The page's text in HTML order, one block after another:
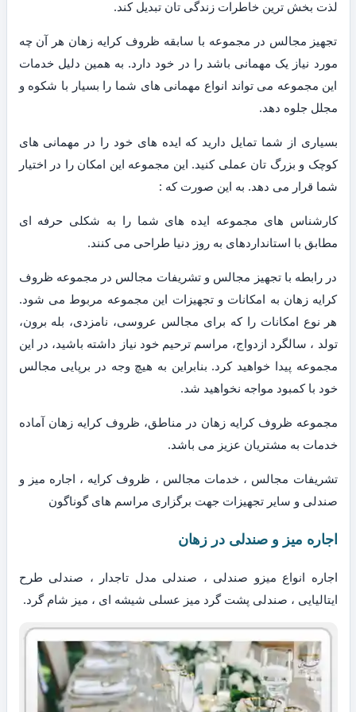
لذت بخش ترین خاطرات زندگی تان تبدیل کند.
تجهیز مجالس در مجموعه با سابقه ظروف کرایه زهان هر آن چه
مورد نیاز یک مهمانی باشد را در خود دارد. به همین دلیل خدمات
این مجموعه می تواند انواع مهمانی های شما را بسیار با شکوه و
مجلل جلوه دهد.
بسیاری از شما تمایل دارید که ایده های خود را در مهمانی های
کوچک و بزرگ تان عملی کنید. این مجموعه این امکان را در اختیار
شما قرار می دهد. به این صورت که :
کارشناس های مجموعه ایده های شما را به شکلی حرفه ای
مطابق با استانداردهای به روز دنیا طراحی می کنند.
در رابطه با تجهیز مجالس و تشریفات مجالس در مجموعه ظروف
کرایه زهان به امکانات و تجهیزات این مجموعه مربوط می شود.
هر نوع امکانات را که برای مجالس عروسی، نامزدی، بله برون،
تولد ، سالگرد ازدواج، مراسم ترحیم خود نیاز داشته باشید، در این
مجموعه پیدا خواهید کرد. بنابراین به هیچ وجه در برپایی مجالس
خود با کمبود مواجه نخواهید شد.
مجموعه ظروف کرایه زهان در مناطق، ظروف کرایه زهان آماده
خدمات به مشتریان عزیز می باشد.
تشریفات مجالس ، خدمات مجالس ، ظروف کرایه ، اجاره میز و
صندلی و سایر تجهیزات جهت برگزاری مراسم های گوناگون
اجاره میز و صندلی در زهان
اجاره انواع میزو صندلی ، صندلی مدل تاجدار ، صندلی طرح
ایتالیایی ، صندلی پشت گرد میز عسلی شیشه ای ، میز شام گرد.